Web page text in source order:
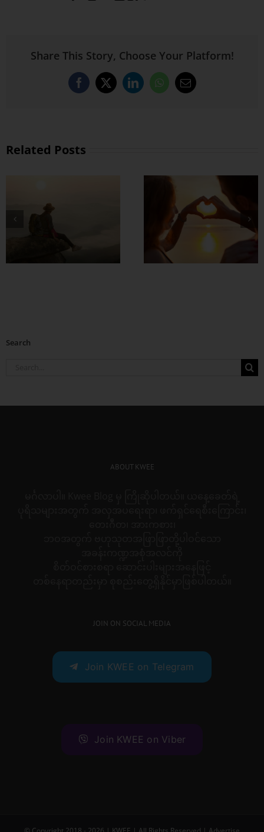
Share This Story, Choose Your Platform!
Facebook
X LinkedInWhatsApp
Email
Related Posts
အချစ်တွေ ပိုတိုးလာ
Search
ABOUT KWEE
JOIN ON SOCIAL MEDIA
Join KWEE on Telegram
Join KWEE on Viber